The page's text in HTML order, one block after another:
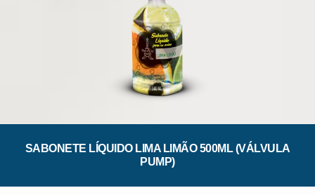
SABONETE LÍQUIDO LIMA LIMÃO 500ML (VÁLVULA
PUMP)